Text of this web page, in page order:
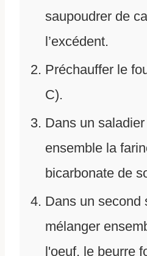
saupoudrer de
l’excédent.
Préchauffer le
C).
Dans un
ensemble la
bicarbonate de
Dans un second
mélanger
l'oeuf, le beurre